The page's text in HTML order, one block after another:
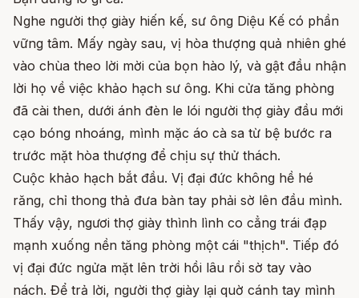
Nghe người thợ giày hiến kế, sư ông Diệu Kế có phần
vững tâm. Mấy ngày sau, vị hòa thượng quả nhiên ghé
vào chùa theo lời mời của bọn hào lý, và gật đầu nhận
lời họ về việc khảo hạch sư ông. Khi cửa tăng phòng
đã cài then, dưới ánh đèn le lói người thợ giày đầu mới
cạo bóng nhoáng, mình mặc áo cà sa từ bệ bước ra
trước mặt hòa thượng để chịu sự thử thách.
Cuộc khảo hạch bắt đầu. Vị đại đức không hề hé
răng, chỉ thong thả đưa bàn tay phải sờ lên đầu mình.
Thấy vậy, ngươi thợ giày thình lình co cẳng trái đạp
mạnh xuống nền tăng phòng một cái "thịch". Tiếp đó
vị đại đức ngửa mặt lên trời hồi lâu rồi sờ tay vào
nách. Để trả lời, người thợ giày lại quờ cánh tay mình